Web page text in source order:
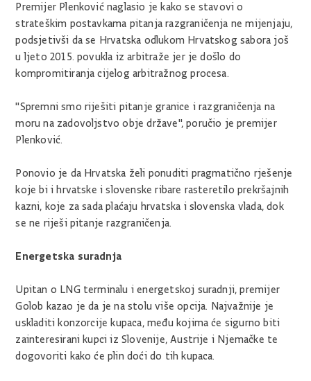
Premijer Plenković naglasio je kako se stavovi o
strateškim postavkama pitanja razgraničenja ne mijenjaju,
podsjetivši da se Hrvatska odlukom Hrvatskog sabora još
u ljeto 2015. povukla iz arbitraže jer je došlo do
kompromitiranja cijelog arbitražnog procesa.
"Spremni smo riješiti pitanje granice i razgraničenja na
moru na zadovoljstvo obje države", poručio je premijer
Plenković.
Ponovio je da Hrvatska želi ponuditi pragmatično rješenje
koje bi i hrvatske i slovenske ribare rasteretilo prekršajnih
kazni, koje za sada plaćaju hrvatska i slovenska vlada, dok
se ne riješi pitanje razgraničenja.
Energetska suradnja
Upitan o LNG terminalu i energetskoj suradnji, premijer
Golob kazao je da je na stolu više opcija. Najvažnije je
uskladiti konzorcije kupaca, među kojima će sigurno biti
zainteresirani kupci iz Slovenije, Austrije i Njemačke te
dogovoriti kako će plin doći do tih kupaca.